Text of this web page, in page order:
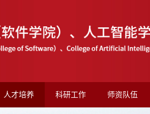
人才培养 科研工作 师资队伍